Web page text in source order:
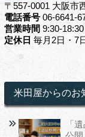
〒557-0001 大阪市
電話番号06-6641-
営業時間 9:30-18:30
定休日 毎月2日・7
米田屋からのお
「